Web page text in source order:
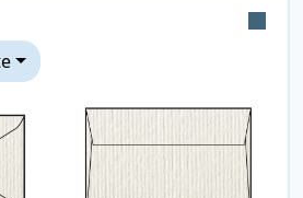
cellulosa certificata
goffrata con righe
Fedrigoni